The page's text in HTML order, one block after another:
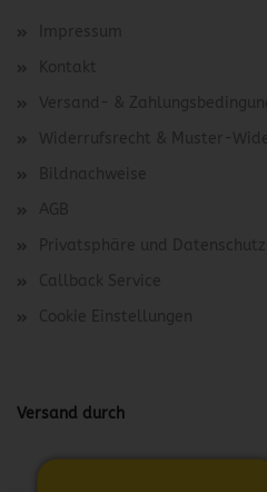
Impressum
Kontakt
Versand- &
Widerrufsrecht & Muster-
Bildnachweise
AGB
Privatsphäre und Datenschutz
Callback Service
Cookie Einstellungen
Versand durch